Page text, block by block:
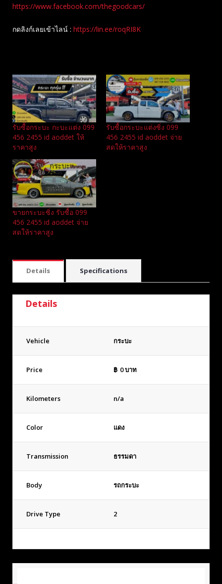
https://www.facebook.com/thegoodcars/
กดลิงก์เลยเข้าไลน์ : https://lin.ee/roqRI8K
รับซื้อกระบะ กะบะแต่ง 099
456 2455 id aoddet ให้
ราคาสูง
รับซื้อกระบะแต่งซิ่ง 099
456 2455 id aoddet จ่าย
สดให้ราคาสูง
ขายกระบะซิ่ง รับซื้อ 099
456 2455 id aoddet จ่าย
สดให้ราคาสูง
Details Specifications
Details
Vehicle กระบะ
Price ฿ 0บาท
Kilometers n/a
Color แดง
Transmission ธรรมดา
Body รถกระบะ
Drive Type 2